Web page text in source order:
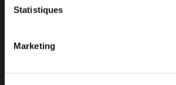
Statistiques
Marketing
Des professionnels à votre écoute